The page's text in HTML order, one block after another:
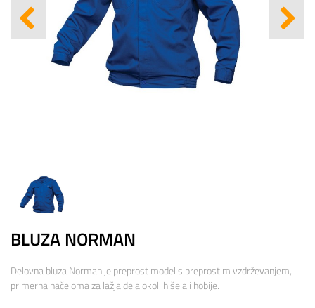
BLUZA NORMAN
Delovna bluza Norman je preprost model s preprostim vzdrževanjem,
primerna načeloma za lažja dela okoli hiše ali hobije.